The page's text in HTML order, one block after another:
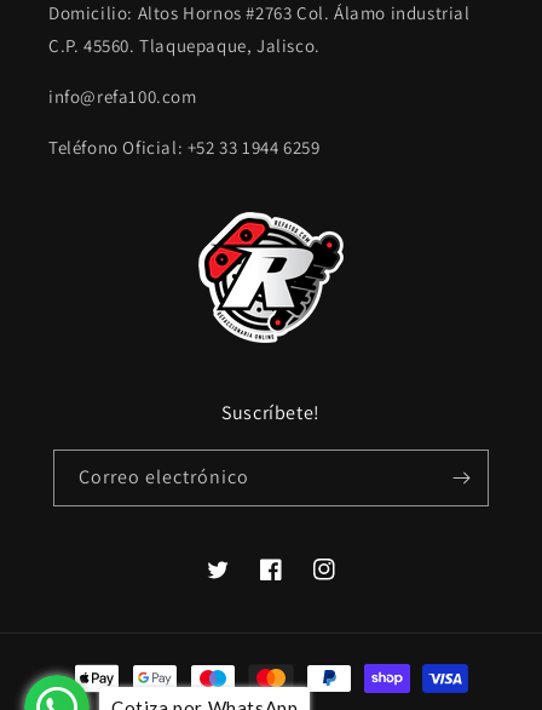
Domicilio: Altos Hornos #2763 Col. Álamo industrial
C.P. 45560. Tlaquepaque, Jalisco.
info@refa100.com
Teléfono Oficial: +52 33 1944 6259
Suscríbete!
Correo electrónico
TwitterFacebookInstagram
Formas
de